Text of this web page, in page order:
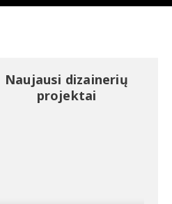
Naujausi dizainerių
projektai